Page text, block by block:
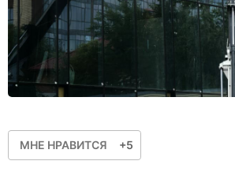
МНЕ НРАВИТСЯ +5